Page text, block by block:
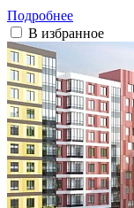
Подробнее
В избранное